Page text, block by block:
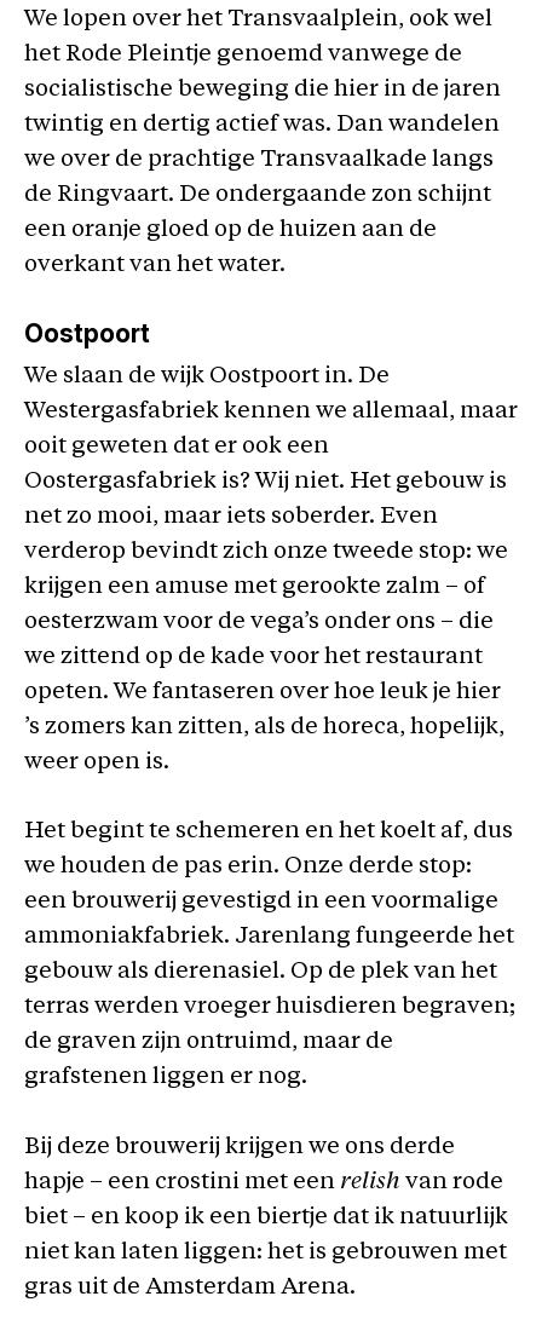
We lopen over het Transvaalplein, ook wel
het Rode Pleintje genoemd vanwege de
socialistische beweging die hier in de jaren
twintig en dertig actief was. Dan wandelen
we over de prachtige Transvaalkade langs
de Ringvaart. De ondergaande zon schijnt
een oranje gloed op de huizen aan de
overkant van het water.
Oostpoort
We slaan de wijk Oostpoort in. De
Westergasfabriek kennen we allemaal, maar
ooit geweten dat er ook een
Oostergasfabriek is? Wij niet. Het gebouw is
net zo mooi, maar iets soberder. Even
verderop bevindt zich onze tweede stop: we
krijgen een amuse met gerookte zalm – of
oesterzwam voor de vega’s onder ons – die
we zittend op de kade voor het restaurant
opeten. We fantaseren over hoe leuk je hier
’s zomers kan zitten, als de horeca, hopelijk,
weer open is.
Het begint te schemeren en het koelt af, dus
we houden de pas erin. Onze derde stop:
een brouwerij gevestigd in een voormalige
ammoniakfabriek. Jarenlang fungeerde het
gebouw als dierenasiel. Op de plek van het
terras werden vroeger huisdieren begraven;
de graven zijn ontruimd, maar de
grafstenen liggen er nog.
Bij deze brouwerij krijgen we ons derde
hapje – een crostini met een relish van rode
biet – en koop ik een biertje dat ik natuurlijk
niet kan laten liggen: het is gebrouwen met
gras uit de Amsterdam Arena.